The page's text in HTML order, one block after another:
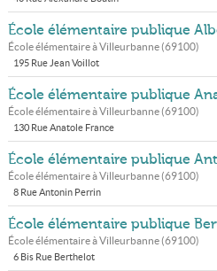
École élémentaire publique
École élémentaire àVilleurbanne(69100)
195 Rue Jean Voillot
École élémentaire publique
École élémentaire àVilleurbanne(69100)
130 Rue Anatole France
École élémentaire publique
École élémentaire àVilleurbanne(69100)
8 Rue Antonin Perrin
École élémentaire publique
École élémentaire àVilleurbanne(69100)
6 Bis Rue Berthelot